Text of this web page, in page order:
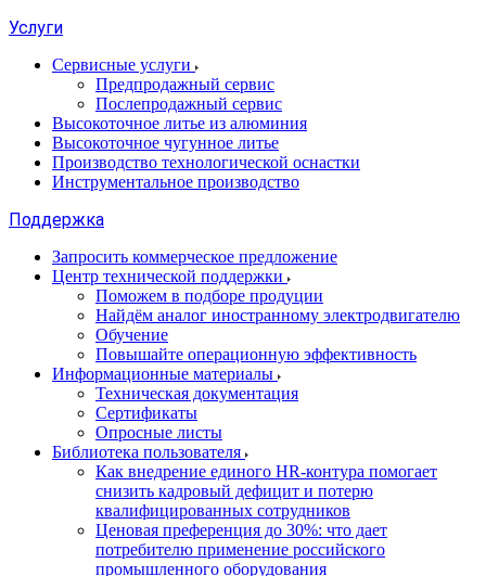
Услуги
Сервисные услуги
Предпродажный сервис
Послепродажный сервис
Высокоточное литье из алюминия
Высокоточное чугунное литье
Производство технологической оснастки
Инструментальное производство
Поддержка
Запросить коммерческое предложение
Центр технической поддержки
Поможем в подборе продуции
Найдём аналог иностранному электродвигателю
Обучение
Повышайте операционную эффективность
Информационные материалы
Техническая документация
Сертификаты
Опросные листы
Библиотека пользователя
Как внедрение единого HR-контура помогает
снизить кадровый дефицит и потерю
квалифицированных сотрудников
Ценовая преференция до 30%: что дает
потребителю применение российского
промышленного оборудования